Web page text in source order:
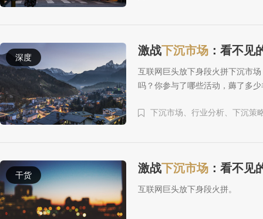
深度 激战下沉市场 ：看不见
互联网巨头放下身段火拼下沉市
吗？你参与了哪些活动，薅了多
下沉市场、 行业分析、 下沉策
干货 激战下沉市场 ：看不见
互联网巨头放下身段火拼。